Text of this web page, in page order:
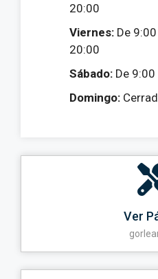
20:00
Viernes: De
20:00
Sábado: De
Domingo:
Ver